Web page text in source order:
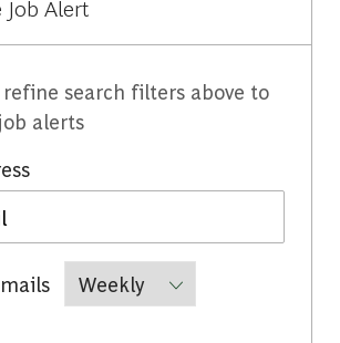
Job Alert
refine search filters above to
alerts
Required
Required